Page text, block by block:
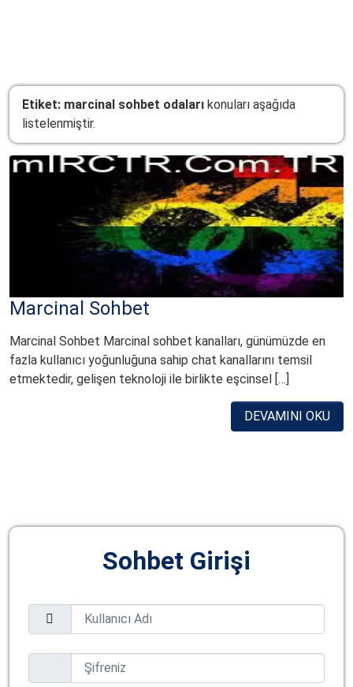
Etiket: marcinal sohbet odaları konuları aşağıda
listelenmiştir.
Marcinal Sohbet
Marcinal Sohbet Marcinal sohbet kanalları, günümüzde en
fazla kullanıcı yoğunluğuna sahip chat kanallarını temsil
etmektedir, gelişen teknoloji ile birlikte eşcinsel […]
DEVAMINI OKU
Sohbet Girişi